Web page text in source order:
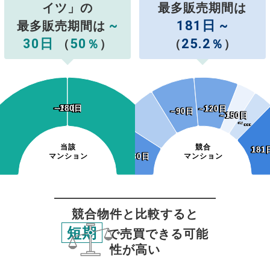
イツ」の
最多販売期間は ~
30日
（50 ％ ）
当該
マンション
~60日
~60日
~90日
~90日
~120日
~120日
~150日
~150日
~180日
~180日
最多販売期間は
181日 ~
（25.2 ％ ）
競合
マンション
~30日
~30日
~90日
~90日 ~120日
~120日
~150日
~150日
~…
~…
181
181
競合物件と比較すると
短期
で売買できる可能
性が高い